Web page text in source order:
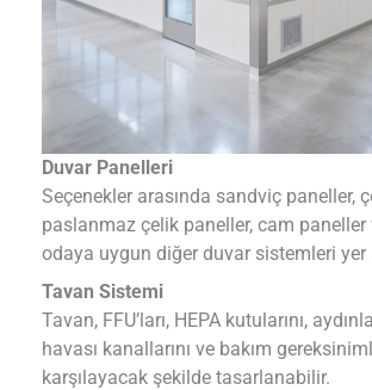
Duvar Panelleri
Seçenekler arasında sandviç paneller,
paslanmaz çelik paneller, cam paneller
odaya uygun diğer duvar sistemleri yer
Tavan Sistemi
Tavan, FFU’ları, HEPA kutularını,
havası kanallarını ve bakım
karşılayacak şekilde tasarlanabilir.